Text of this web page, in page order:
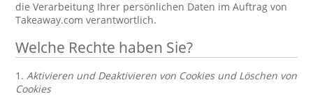
die Verarbeitung Ihrer persönlichen Daten im Auftrag von
Takeaway.com verantwortlich.
Welche Rechte haben Sie?
1.Aktivieren und Deaktivieren von Cookies und Löschen von
Cookies